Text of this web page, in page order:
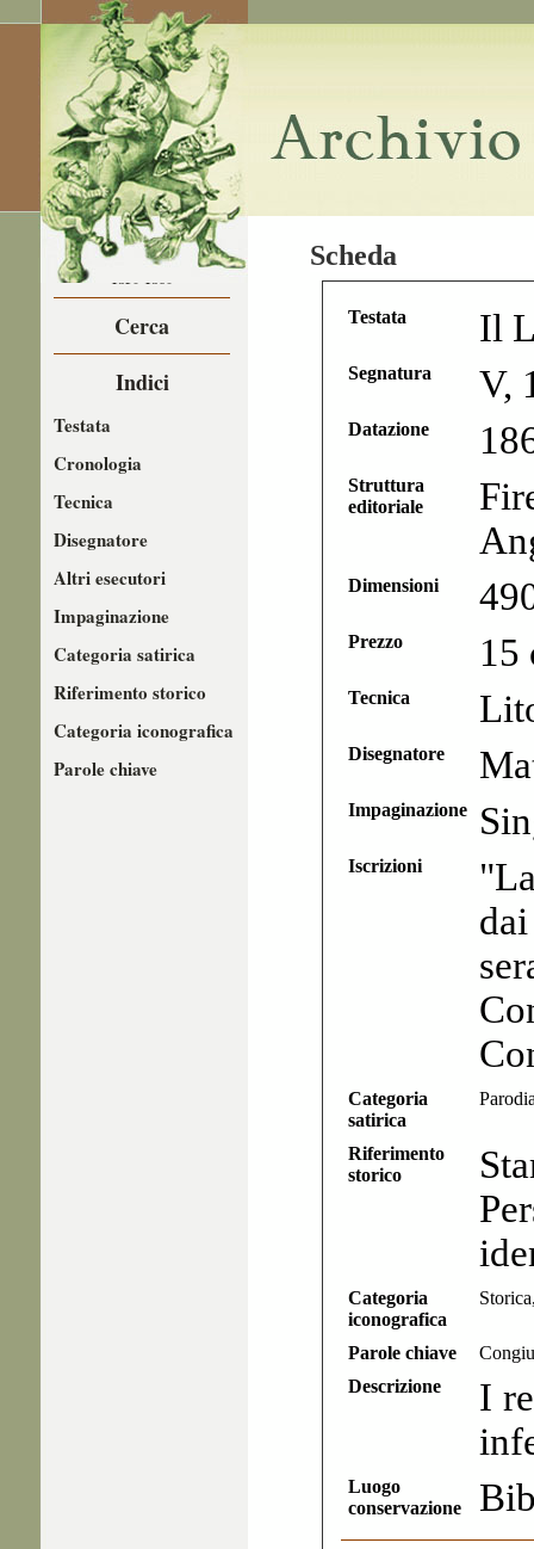
LA CARICATURA
NEL
1850-1860
Cerca
Indici
Testata
Cronologia
Tecnica
Disegnatore
Altri esecutori
Impaginazione
Categoria satirica
Riferimento storico
Categoria iconografica
Parole chiave
Scheda
Testata Il
Segnatura V,
Datazione
Struttura
editoriale
Dimensioni
Prezzo 15
Tecnica
Disegnatore
Impaginazione
Iscrizioni
Categoria
satirica
Riferimento
storico
Categoria
iconografica
Parole chiave
Descrizione
I
Luogo
conservazione